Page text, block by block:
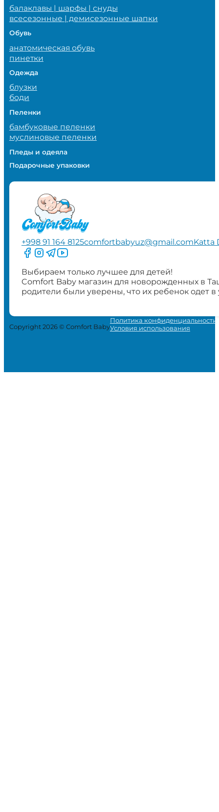
балаклавы | шарфы | снуды
всесезонные | демисезонные шапки
Обувь
анатомическая обувь
пинетки
Одежда
блузки
боди
Пеленки
бамбуковые пеленки
муслиновые пеленки
Пледы и одеяла
Подарочные упаковки
+998 91 164 8125comfortbabyuz@gmail.comKatta
Следите за нами на Facebook
Следите за нами в Instagram
Следите за нами в Telegram
Следите за нами в YouTube
Выбираем только лучшее для детей!
Comfort Baby магазин для новорожденных в
родители были уверены, что их ребенок одет
Copyright 2026 © Comfort Baby
Политика конфиденциальности
Условия использования